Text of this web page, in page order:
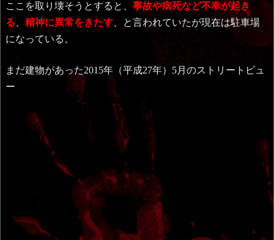
ここを取り壊そうとすると、 事故や病死など不幸が起き
る
精神に異常をきたす 、と言われていたが現在は駐車場
になっている。
まだ建物があった2015年（平成27年）5月のストリートビュ
ー